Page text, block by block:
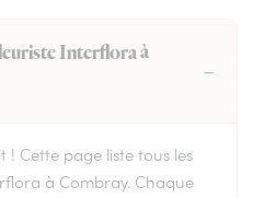
Interflora à
! Cette page liste tous les
à Combray. Chaque